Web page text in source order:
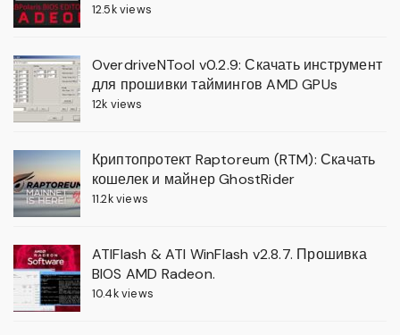
12.5k views
OverdriveNTool v0.2.9: Скачать инструмент
для прошивки таймингов AMD GPUs
12k views
Криптопротект Raptoreum (RTM): Скачать
кошелек и майнер GhostRider
11.2k views
ATIFlash & ATI WinFlash v2.8.7. Прошивка
BIOS AMD Radeon.
10.4k views